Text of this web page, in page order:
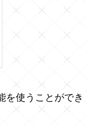
を使うことができ